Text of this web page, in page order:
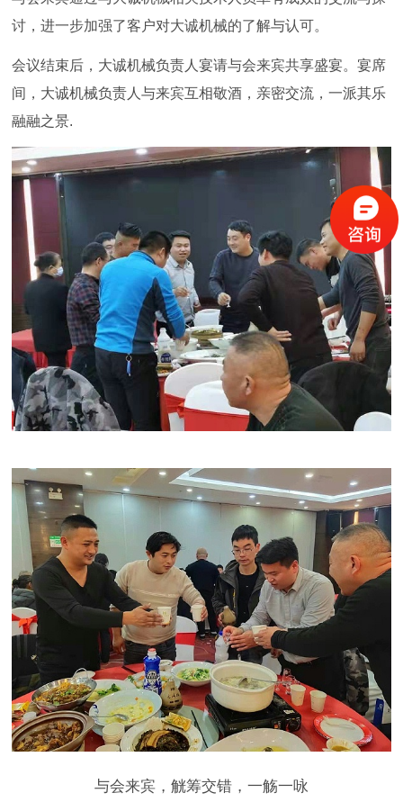
讨，进一步加强了客户对大诚机械的了解与认可。
会议结束后，大诚机械负责人宴请与会来宾共享盛宴。宴席
间，大诚机械负责人与来宾互相敬酒，亲密交流，一派其乐
融融之景.
与会来宾，觥筹交错，一觞一咏